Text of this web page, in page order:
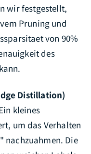
wir festgestellt,
Pruning und
von 90%
des
Distillation)
kleines
um das Verhalten
nachzuahmen. Die